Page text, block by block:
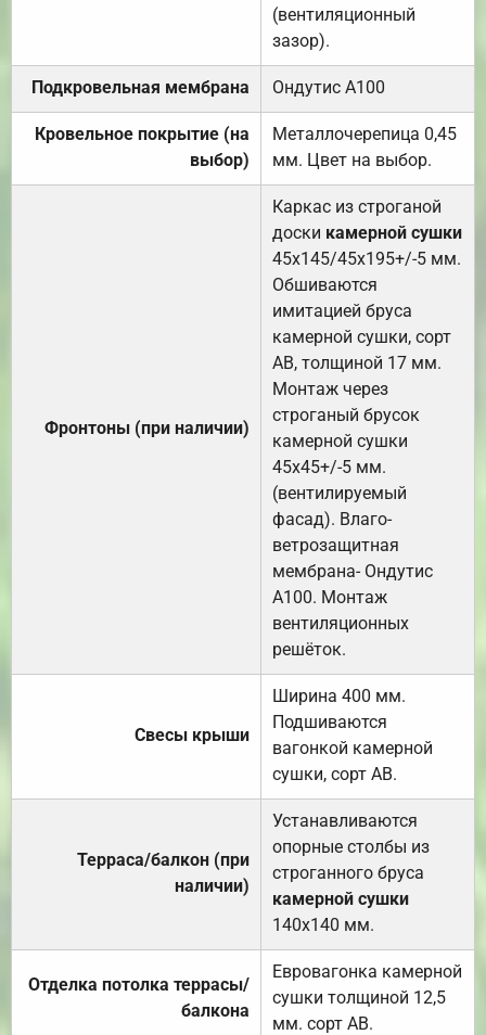
(вентиляционный
зазор).
Подкровельная мембрана Ондутис А100
Кровельное покрытие (на
выбор)
Металлочерепица 0,45
мм. Цвет на выбор.
Фронтоны (при наличии)
Каркас из строганой
доски камерной сушки
45х145/45х195+/-5 мм.
Обшиваются
имитацией бруса
камерной сушки, сорт
АВ, толщиной 17 мм.
Монтаж через
строганый брусок
камерной сушки
45х45+/-5 мм.
(вентилируемый
фасад). Влаго-
ветрозащитная
мембрана- Ондутис
А100. Монтаж
вентиляционных
решёток.
Свесы крыши
Ширина 400 мм.
Подшиваются
вагонкой камерной
сушки, сорт АВ.
Терраса/балкон (при
наличии)
Устанавливаются
опорные столбы из
строганного бруса
камерной сушки
140х140 мм.
Отделка потолка террасы/
балкона
Евровагонка камерной
сушки толщиной 12,5
мм. сорт АВ.